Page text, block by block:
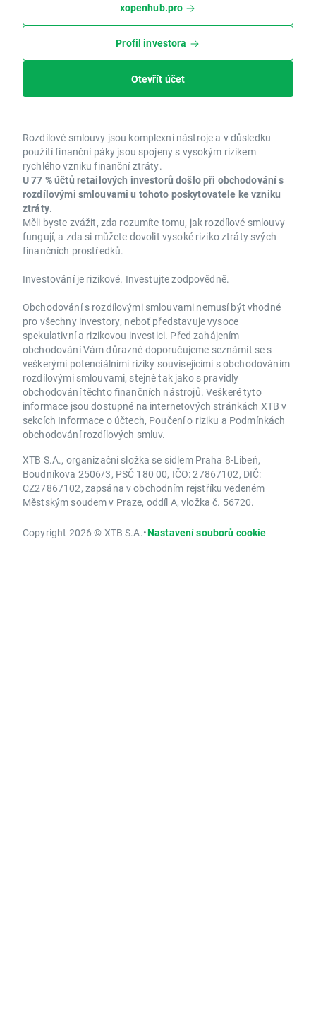
xopenhub.pro
Profil investora
Otevřít účet
Rozdílové smlouvy jsou komplexní nástroje a v důsledku
použití finanční páky jsou spojeny s vysokým rizikem
rychlého vzniku finanční ztráty.
U 77 % účtů retailových investorů došlo při obchodování s
rozdílovými smlouvami u tohoto poskytovatele ke vzniku
ztráty.
Měli byste zvážit, zda rozumíte tomu, jak rozdílové smlouvy
fungují, a zda si můžete dovolit vysoké riziko ztráty svých
finančních prostředků.
Investování je rizikové. Investujte zodpovědně.
Obchodování s rozdílovými smlouvami nemusí být vhodné
pro všechny investory, neboť představuje vysoce
spekulativní a rizikovou investici. Před zahájením
obchodování Vám důrazně doporučujeme seznámit se s
veškerými potenciálními riziky souvisejícími s obchodováním
rozdílovými smlouvami, stejně tak jako s pravidly
obchodování těchto finančních nástrojů. Veškeré tyto
informace jsou dostupné na internetových stránkách XTB v
sekcích Informace o účtech, Poučení o riziku a Podmínkách
obchodování rozdílových smluv.
XTB S.A., organizační složka se sídlem Praha 8-Libeň,
Boudníkova 2506/3, PSČ 180 00, IČO: 27867102, DIČ:
CZ27867102, zapsána v obchodním rejstříku vedeném
Městským soudem v Praze, oddíl A, vložka č. 56720.
Copyright 2026 © XTB S.A.•Nastavení souborů cookie